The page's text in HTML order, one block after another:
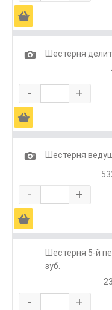
Ä
1
Шестерня
- +
Ä
1
Шестерня
- +
Ä
Шестерня 5-й
зуб.
- +